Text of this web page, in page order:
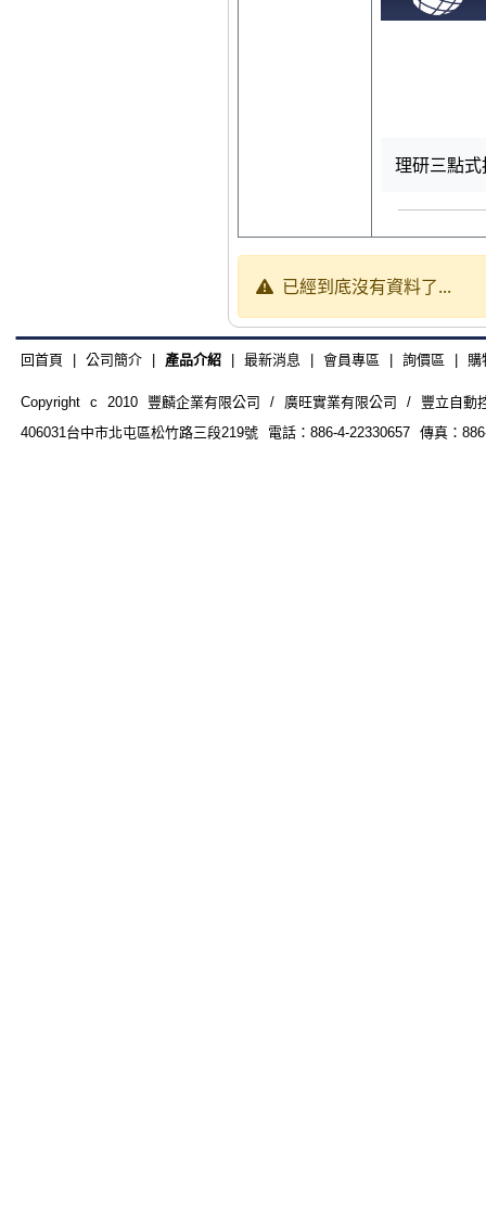
理研三點
已經到底沒有資料了...
回首頁 公司簡介| 產品介紹| 最新消息 會員專區 詢價區 購
Copyright c 2010 豐麟企業有限公司 / 廣旺實業有限公司 / 豐立自動
406031台中市北屯區松竹路三段219號 電話：886-4-22330657 傳真：